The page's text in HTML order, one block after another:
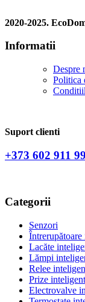
2020-2025.
Informatii
Despre
Politica
Suport clienti
+373 602 911 99
Categorii
Senzori
Întrerupătoare
Lacăte
Lămpi
Relee
Prize
Electrovalve